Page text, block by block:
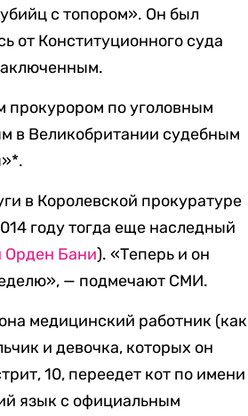
с топором». Он был
от Конституционного суда
прокурором по уголовным
в Великобритании судебным
в Королевской прокуратуре
году тогда еще наследный
Орден Бани). «Теперь и он
— подмечают СМИ.
медицинский работник (как
и девочка, которых он
10, переедет кот по имени
язык с официальным